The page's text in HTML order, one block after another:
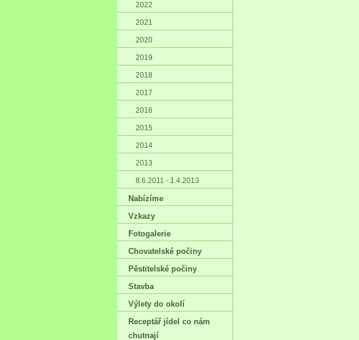
2022
2021
2020
2019
2018
2017
2016
2015
2014
2013
8.6.2011 - 1.4.2013
Nabízíme
Vzkazy
Fotogalerie
Chovatelské počiny
Pěstitelské počiny
Stavba
Výlety do okolí
Receptář jídel co nám
chutnají